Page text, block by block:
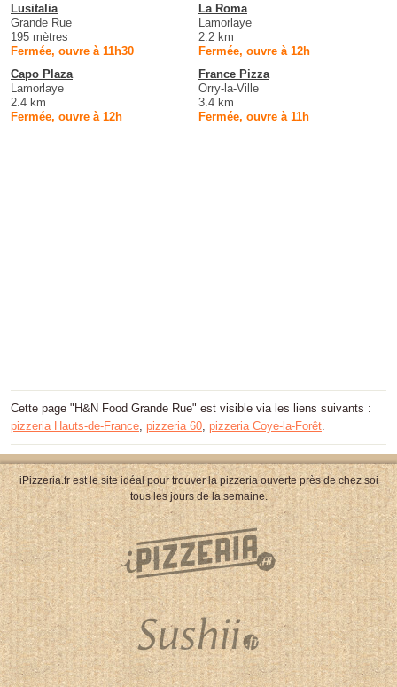
Lusitalia
Grande Rue
195 mètres
Fermée, ouvre à 11h30
La Roma
Lamorlaye
2.2 km
Fermée, ouvre à 12h
Capo Plaza
Lamorlaye
2.4 km
Fermée, ouvre à 12h
France Pizza
Orry-la-Ville
3.4 km
Fermée, ouvre à 11h
Cette page "H&N Food Grande Rue" est visible via les liens suivants :
pizzeria Hauts-de-France pizzeria 60 pizzeria Coye-la-Forêt
iPizzeria.fr est le site idéal pour trouver la pizzeria ouverte près de chez soi
tous les jours de la semaine.